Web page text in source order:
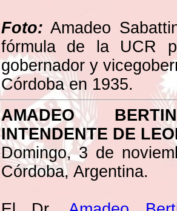
Foto: Amadeo
fórmula de la UCR
gobernador y
Córdoba en 1935.
AMADEO
INTENDENTE DE
Domingo, 3 de
Córdoba, Argentina.